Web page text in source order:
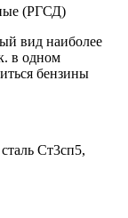
(РГСД)
вид наиболее
в одном
бензины
Ст3сп5,